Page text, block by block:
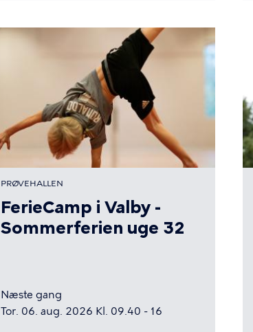
PRØVEHALLEN
FerieCamp i Valby -
Sommerferien uge 32
Næste gang
Tor. 06. aug. 2026 Kl. 09.40 - 16